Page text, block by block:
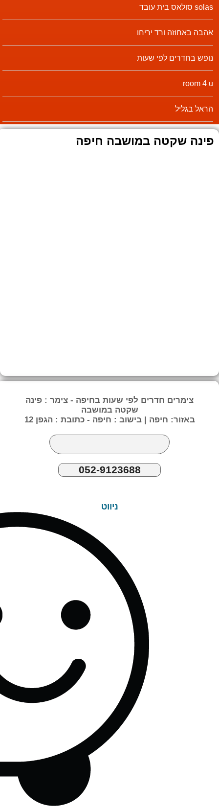
solas סולאס בית עובד
אהבה באחוזה ורד יריחו
נופש בחדרים לפי שעות
room 4 u
הראל בגליל
פינה שקטה במושבה חיפה
צימרים חדרים לפי שעות בחיפה - צימר : פינה
שקטה במושבה
באזור: חיפה | בישוב : חיפה - כתובת : הגפן 12
052-9123688
ניווט